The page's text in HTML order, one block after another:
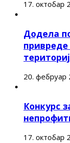
17. октобар
Додела
20. фебруар
Конкурс
17. октобар